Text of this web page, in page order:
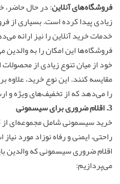
فروشگاه‌های آنلاین: در حال حاضر،
زیادی پیدا کرده است. بسیاری از
خدمات خرید آنلاین را نیز ارائه
فروشگاه‌ها این امکان را به
خود از میان تنوع زیادی از
مقایسه کنند. این نوع خرید، علاوه
را می‌دهد که از تخفیف‌های ویژه و
3. اقلام ضروری برای سیسمونی
خرید سیسمونی شامل مجموعه‌ای
راحتی، ایمنی و رفاه نوزاد مورد
اقلام ضروری سیسمونی که والدین
می‌پردازیم: